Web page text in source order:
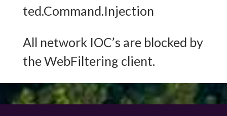
ted.Command.Injection
All network IOC’s are blocked by
the WebFiltering client.